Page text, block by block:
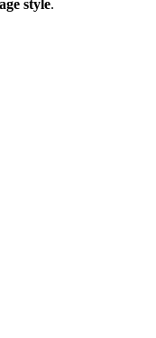
style.